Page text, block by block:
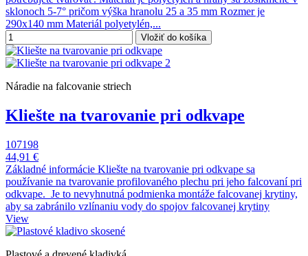
sklonoch 5-7° pričom výška hranolu 25 a 35 mm Rozmer je
290x140 mm Materiál polyetylén,...
Vložiť do košíka
Náradie na falcovanie striech
Kliešte na tvarovanie pri odkvape
107198
44,91 €
Základné informácie Kliešte na tvarovanie pri odkvape sa
používanie na tvarovanie profilovaného plechu pri jeho falcovaní pri
odkvape. Je to nevyhnutná podmienka montáže falcovanej krytiny,
aby sa zabránilo vzlínaniu vody do spojov falcovanej krytiny
View